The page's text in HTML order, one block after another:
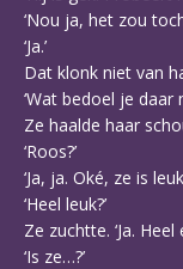
‘Nou ja, het zou
‘Ja.’
Dat klonk niet van
‘Wat bedoel je daar
Ze haalde haar
‘Roos?’
‘Ja, ja. Oké, ze is
‘Heel leuk?’
Ze zuchtte. ‘Ja. Heel
‘Is ze…?’